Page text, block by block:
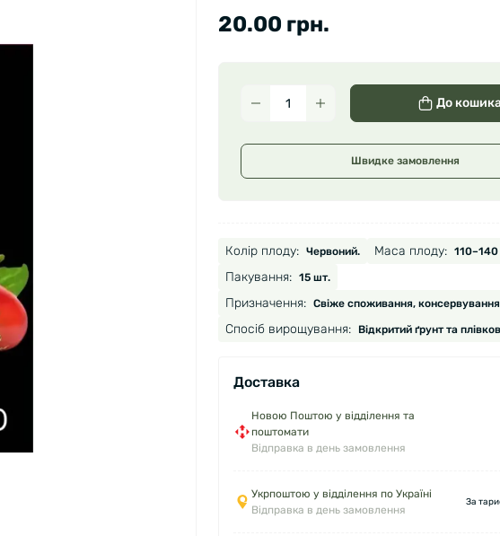
20.00 грн.
До
Швидке замовлення
Колір плоду: Червоний. Маса плоду: 110–140
Пакування: 15 шт.
Призначення: Свіже споживання,
Спосіб вирощування: Відкритий ґрунт та
Доставка
Новою Поштою у відділення та
поштомати
Відправка в день замовлення
Укрпоштою у відділення по Україні
Відправка в день замовлення
За